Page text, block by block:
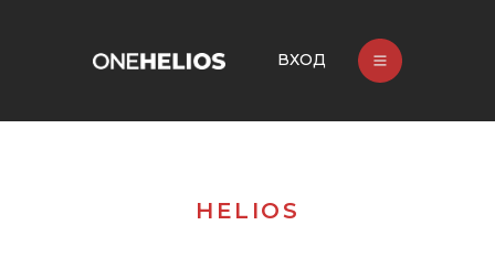
ВХОД
HELIOS